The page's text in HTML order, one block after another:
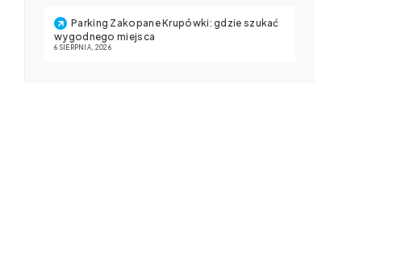
Parking Zakopane Krupówki: gdzie szukać
wygodnego miejsca
6 SIERPNIA, 2026